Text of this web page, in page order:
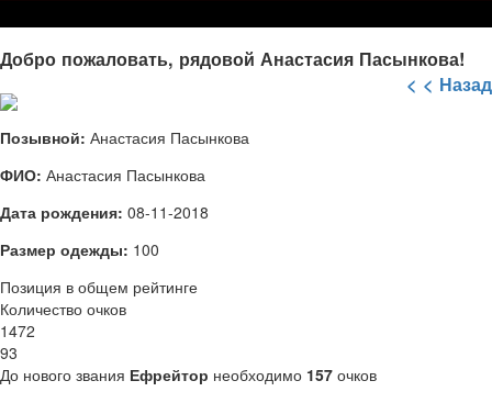
Добро пожаловать, рядовой Анастасия Пасынкова!
< < Назад
Позывной: Анастасия Пасынкова
ФИО: Анастасия Пасынкова
Дата рождения: 08-11-2018
Размер одежды: 100
Позиция в общем рейтинге
Количество очков
1472
93
До нового звания Ефрейтор необходимо 157 очков